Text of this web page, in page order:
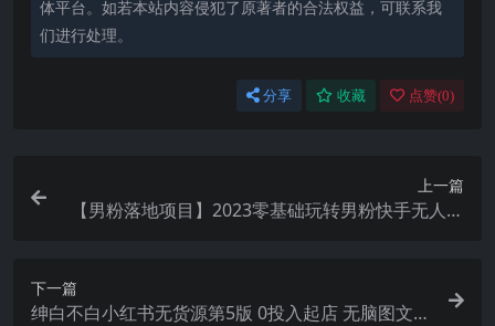
体平台。如若本站内容侵犯了原著者的合法权益，可联系我
们进行处理。
分享 收藏 点赞(0)
上一篇
【男粉落地项目】2023零基础玩转男粉快手无人直
下一篇
绅白不白小红书无货源第5版 0投入起店 无脑图文精